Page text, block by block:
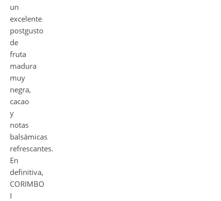
un
excelente
postgusto
de
fruta
madura
muy
negra,
cacao
y
notas
balsámicas
refrescantes.
En
definitiva,
CORIMBO
I